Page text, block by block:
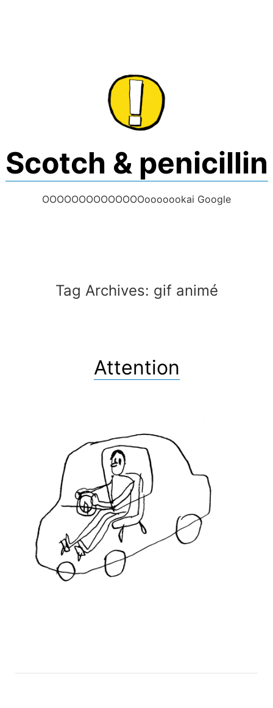
Scotch & penicillin
OOOOOOOOOOOOOOooooookai Google
Tag Archives: gif animé
Attention